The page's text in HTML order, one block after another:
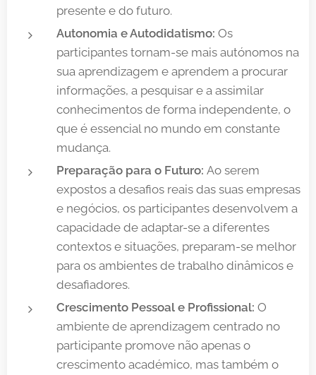
presente e do futuro.
Autonomia e Autodidatismo: Os
participantes tornam-se mais autónomos na
sua aprendizagem e aprendem a procurar
informações, a pesquisar e a assimilar
conhecimentos de forma independente, o
que é essencial no mundo em constante
mudança.
Preparação para o Futuro: Ao serem
expostos a desafios reais das suas empresas
e negócios, os participantes desenvolvem a
capacidade de adaptar-se a diferentes
contextos e situações, preparam-se melhor
para os ambientes de trabalho dinâmicos e
desafiadores.
Crescimento Pessoal e Profissional: O
ambiente de aprendizagem centrado no
participante promove não apenas o
crescimento académico, mas também o